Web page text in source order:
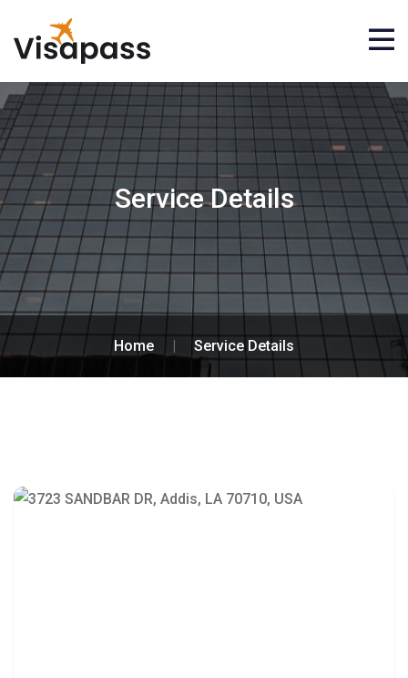
Service Details
Home | Service Details